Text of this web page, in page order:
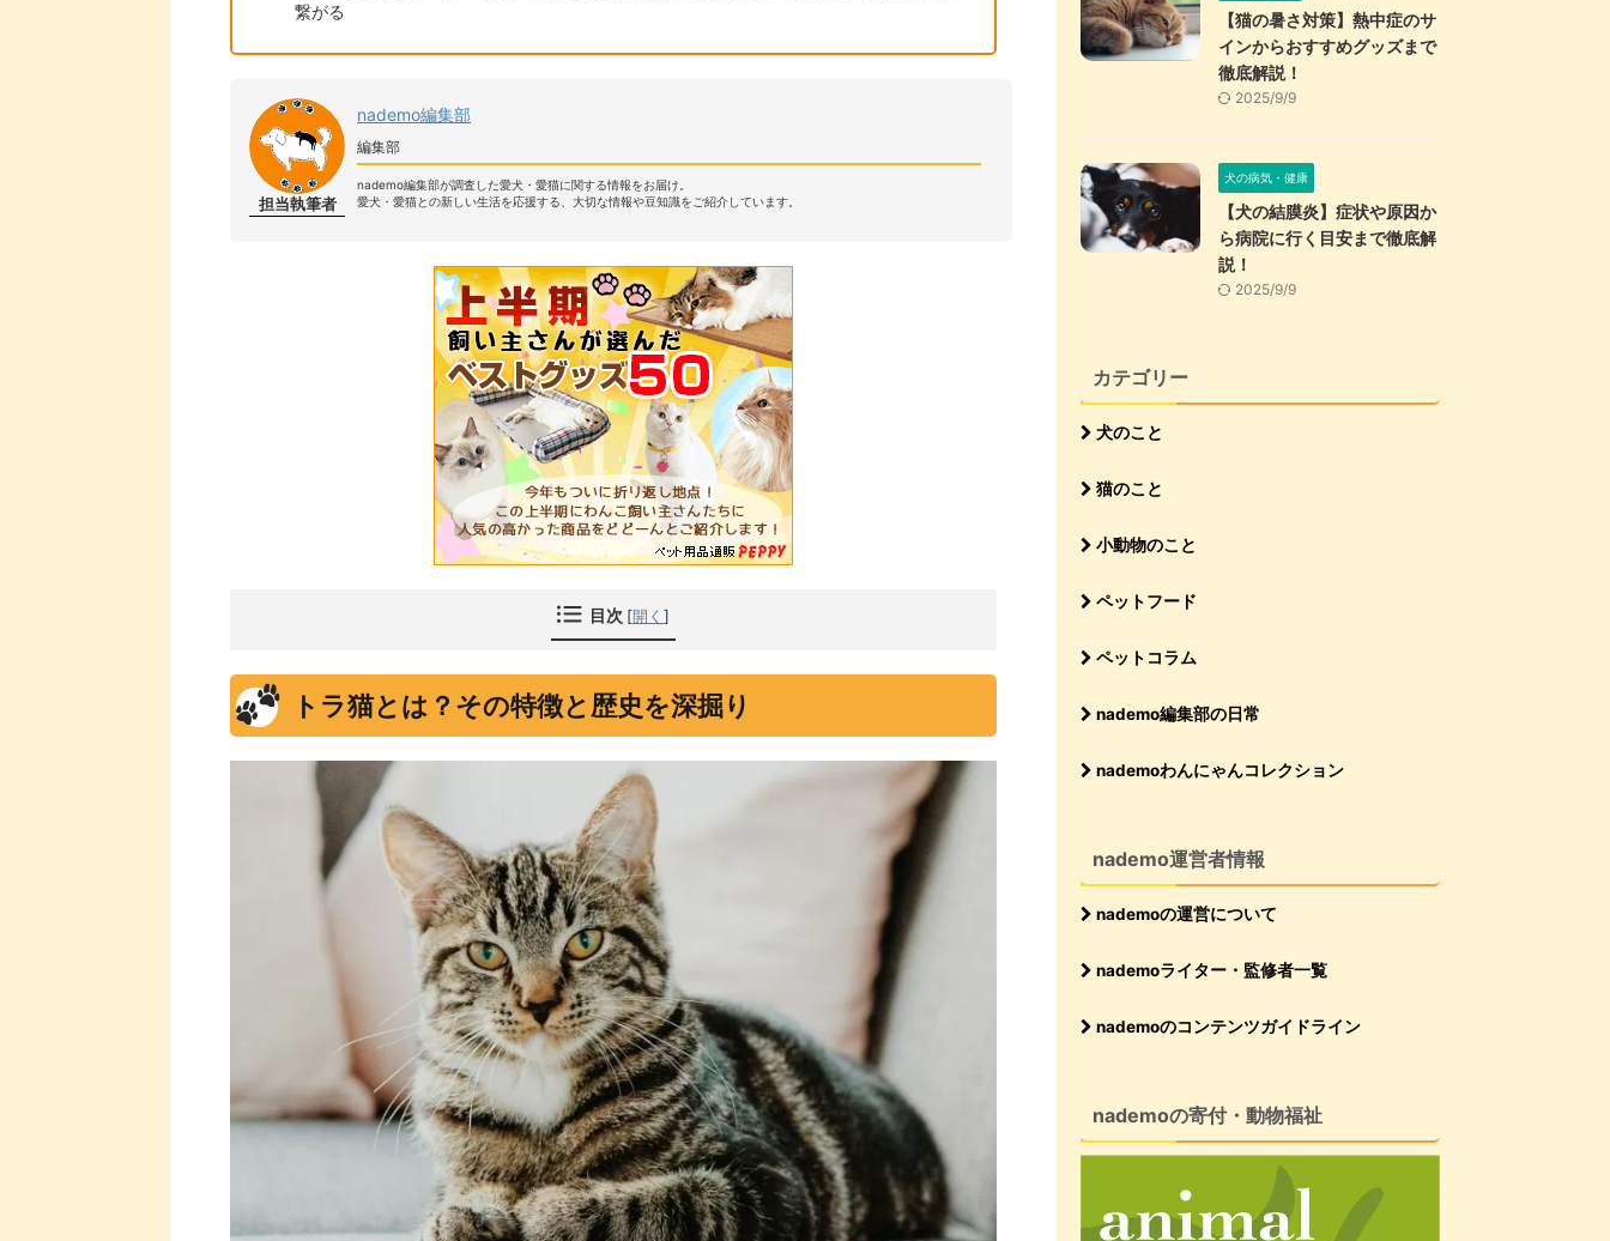
繋がる
担当執筆者
nademo編集部
編集部
nademo編集部が調査した愛犬・愛猫に関する情報をお届け。
愛犬・愛猫との新しい生活を応援する、大切な情報や豆知識をご紹介しています。
目次 [開く ]
トラ猫とは？その特徴と歴史を深掘り
【猫の暑さ対策】熱中症のサ
インからおすすめグッズまで
徹底解説！
2025/9/9
犬の病気・健康
【犬の結膜炎】症状や原因か
ら病院に行く目安まで徹底解
説！
2025/9/9
カテゴリー
犬のこと
猫のこと
小動物のこと
ペットフード
ペットコラム
nademo編集部の日常
nademoわんにゃんコレクション
nademo運営者情報
nademoの運営について
nademoライター・監修者一覧
nademoのコンテンツガイドライン
nademoの寄付・動物福祉